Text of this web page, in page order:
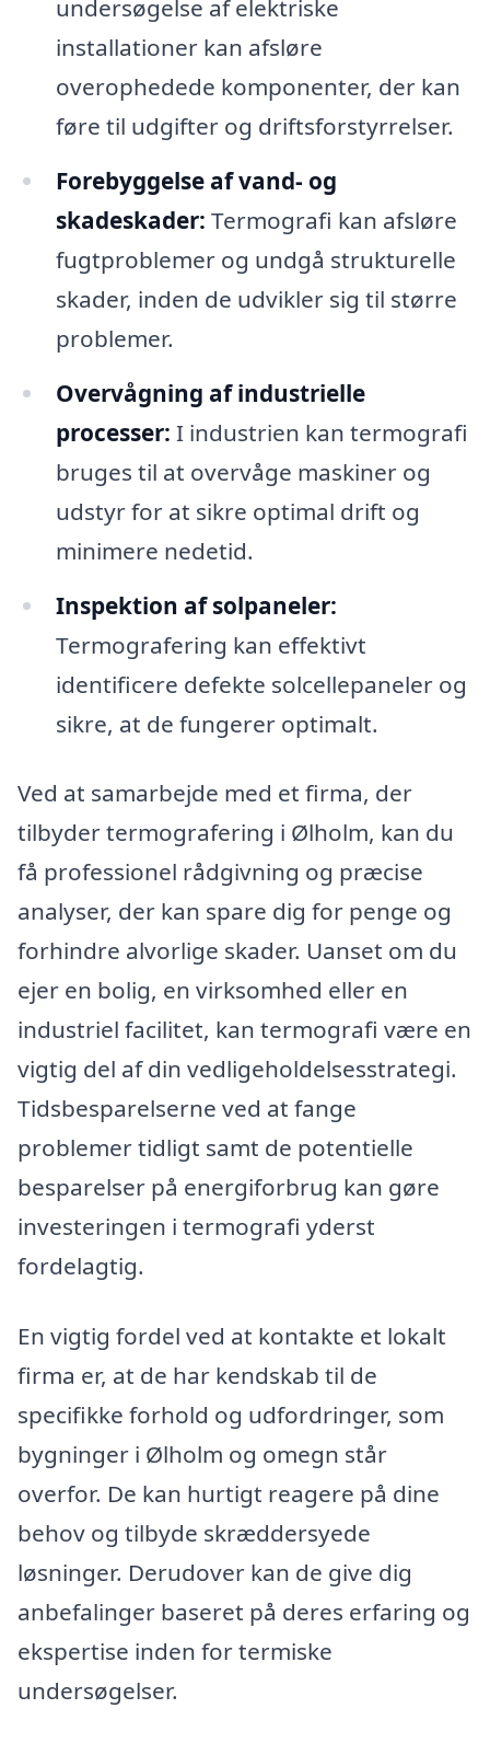
undersøgelse af elektriske
installationer kan afsløre
overophedede komponenter, der kan
føre til udgifter og driftsforstyrrelser.
Forebyggelse af vand- og
skadeskader: Termografi kan afsløre
fugtproblemer og undgå strukturelle
skader, inden de udvikler sig til større
problemer.
Overvågning af industrielle
processer: I industrien kan termografi
bruges til at overvåge maskiner og
udstyr for at sikre optimal drift og
minimere nedetid.
Inspektion af solpaneler:
Termografering kan effektivt
identificere defekte solcellepaneler og
sikre, at de fungerer optimalt.
Ved at samarbejde med et firma, der
tilbyder termografering i Ølholm, kan du
få professionel rådgivning og præcise
analyser, der kan spare dig for penge og
forhindre alvorlige skader. Uanset om du
ejer en bolig, en virksomhed eller en
industriel facilitet, kan termografi være en
vigtig del af din vedligeholdelsesstrategi.
Tidsbesparelserne ved at fange
problemer tidligt samt de potentielle
besparelser på energiforbrug kan gøre
investeringen i termografi yderst
fordelagtig.
En vigtig fordel ved at kontakte et lokalt
firma er, at de har kendskab til de
specifikke forhold og udfordringer, som
bygninger i Ølholm og omegn står
overfor. De kan hurtigt reagere på dine
behov og tilbyde skræddersyede
løsninger. Derudover kan de give dig
anbefalinger baseret på deres erfaring og
ekspertise inden for termiske
undersøgelser.